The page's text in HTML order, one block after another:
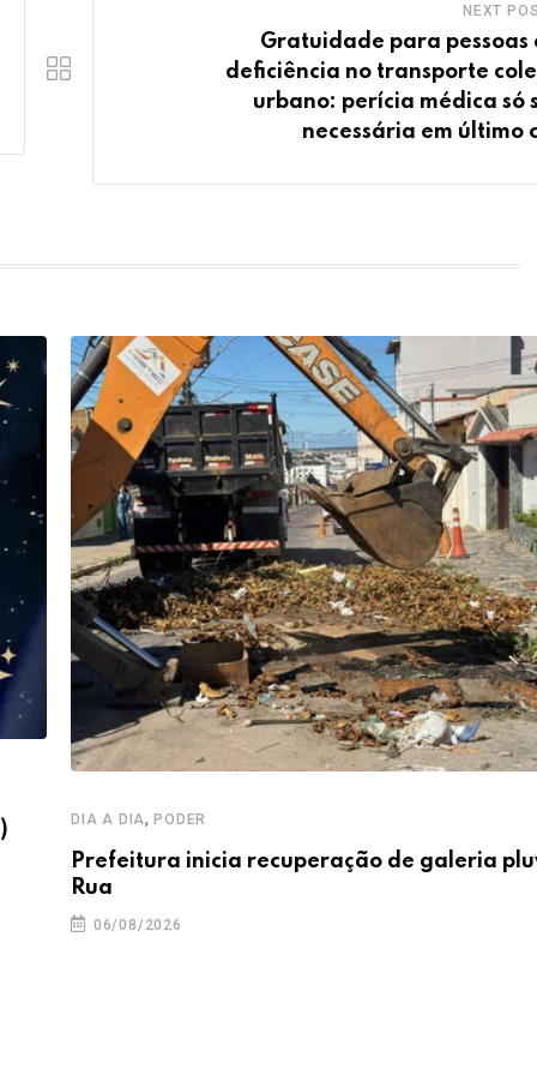
NEXT
Gratuidade para pessoas
deficiência no transporte
urbano: perícia médica só
necessária em último
DIA A DIA,PODER
Prefeitura inicia recuperação de galeria
Rua
06/08/2026